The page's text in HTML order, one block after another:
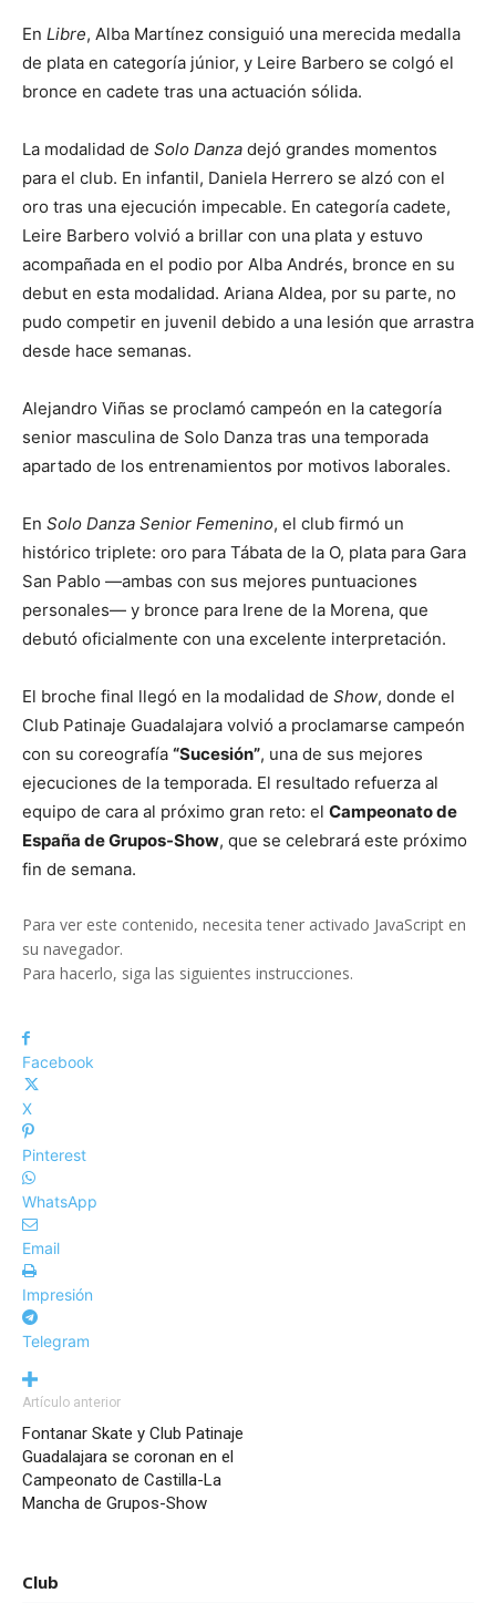
En Libre, Alba Martínez consiguió una merecida medalla
de plata en categoría júnior, y Leire Barbero se colgó el
bronce en cadete tras una actuación sólida.
La modalidad de Solo Danza dejó grandes momentos
para el club. En infantil, Daniela Herrero se alzó con el
oro tras una ejecución impecable. En categoría cadete,
Leire Barbero volvió a brillar con una plata y estuvo
acompañada en el podio por Alba Andrés, bronce en su
debut en esta modalidad. Ariana Aldea, por su parte, no
pudo competir en juvenil debido a una lesión que arrastra
desde hace semanas.
Alejandro Viñas se proclamó campeón en la categoría
senior masculina de Solo Danza tras una temporada
apartado de los entrenamientos por motivos laborales.
En Solo Danza Senior Femenino, el club firmó un
histórico triplete: oro para Tábata de la O, plata para Gara
San Pablo —ambas con sus mejores puntuaciones
personales— y bronce para Irene de la Morena, que
debutó oficialmente con una excelente interpretación.
El broche final llegó en la modalidad de Show, donde el
Club Patinaje Guadalajara volvió a proclamarse campeón
con su coreografía “Sucesión”, una de sus mejores
ejecuciones de la temporada. El resultado refuerza al
equipo de cara al próximo gran reto: el Campeonato de
España de Grupos-Show, que se celebrará este próximo
fin de semana.
Para ver este contenido, necesita tener activado JavaScript en
su navegador.
Para hacerlo, siga las siguientes instrucciones.
Facebook
X
Pinterest
WhatsApp
Email
Impresión
Telegram
Artículo anterior
Fontanar Skate y Club Patinaje
Guadalajara se coronan en el
Campeonato de Castilla-La
Mancha de Grupos-Show
Club